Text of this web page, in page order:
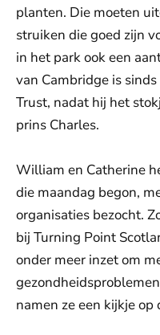
planten. Die moeten
struiken die goed zijn
in het park ook een
van Cambridge is
Trust, nadat hij het
prins Charles.
William en Catherine
die maandag begon,
organisaties bezocht.
bij Turning Point
onder meer inzet om
namen ze een kijkje